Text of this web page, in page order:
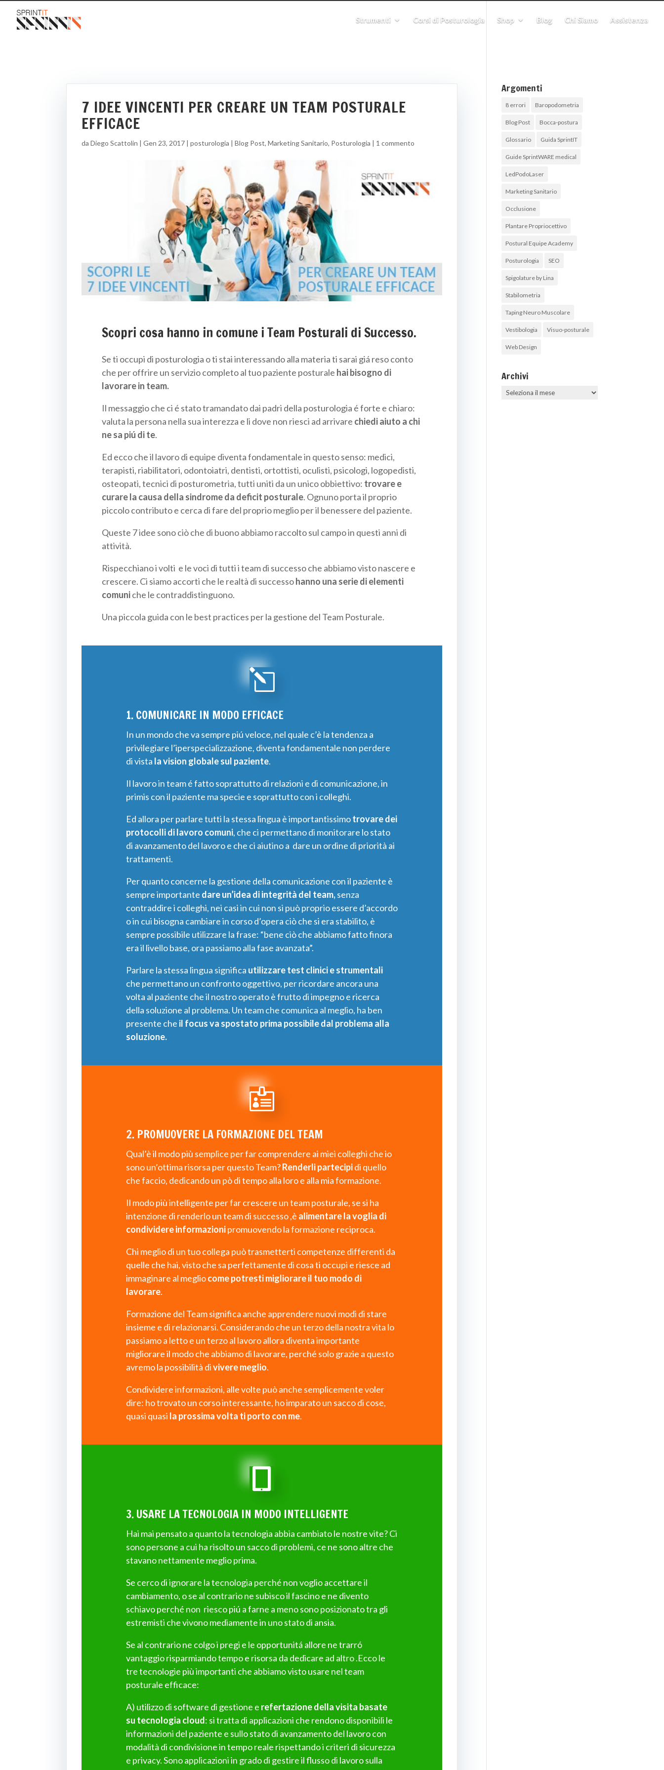
Strumenti Corsi di Posturologia Shop Blog Chi Siamo Assistenza
7 IDEE VINCENTI PER CREARE UN TEAM POSTURALE
EFFICACE
daDiego Scattolin |Gen 23, 2017 |posturologia |Blog Post,Marketing Sanitario, Posturologia | 1 commento
Scopri cosa hanno in comune i Team Posturali di Successo.
Se ti occupi di posturologia o ti stai interessando alla materia ti sarai giá reso conto
che per offrire un servizio completo al tuo paziente posturale hai bisogno di
lavorare in team.
Il messaggio che ci é stato tramandato dai padri della posturologia é forte e chiaro:
valuta la persona nella sua interezza e li dove non riesci ad arrivare chiedi aiuto a chi
ne sa piú di te.
Ed ecco che il lavoro di equipe diventa fondamentale in questo senso: medici,
terapisti, riabilitatori, odontoiatri, dentisti, ortottisti, oculisti, psicologi, logopedisti,
osteopati, tecnici di posturometria, tutti uniti da un unico obbiettivo: trovare e
curare la causa della sindrome da deficit posturale. Ognuno porta il proprio
piccolo contributo e cerca di fare del proprio meglio per il benessere del paziente.
Queste 7 idee sono ciò che di buono abbiamo raccolto sul campo in questi anni di
attività.
Rispecchiano i volti e le voci di tutti i team di successo che abbiamo visto nascere e
crescere. Ci siamo accorti che le realtà di successohanno una serie di elementi
comuniche le contraddistinguono.
Una piccola guida con le best practices per la gestione del Team Posturale.
l
1. COMUNICARE IN MODO EFFICACE
In un mondo che va sempre piú veloce, nel quale c’è la tendenza a
privilegiare l’iperspecializzazione, diventa fondamentale non perdere
di vista la vision globale sul paziente.
Il lavoro in team é fatto soprattutto di relazioni e di comunicazione, in
primis con il paziente ma specie e soprattutto con i colleghi.
Ed allora per parlare tutti la stessa lingua è importantissimotrovare dei
protocolli di lavoro comuni, che ci permettano di monitorare lo stato
di avanzamento del lavoro e che ci aiutino a dare un ordine di priorità ai
trattamenti.
Per quanto concerne la gestione della comunicazione con il paziente è
sempre importante dare un’idea di integrità del team,senza
contraddire i colleghi, nei casi in cui non si può proprio essere d’accordo
o in cui bisogna cambiare in corso d’opera ciò che si era stabilito, è
sempre possibile utilizzare la frase: “bene ciò che abbiamo fatto finora
era il livello base, ora passiamo alla fase avanzata”.
Parlare la stessa lingua significa utilizzare test clinici e strumentali
che permettano un confronto oggettivo, per ricordare ancora una
volta al paziente che il nostro operato è frutto di impegno e ricerca
della soluzione al problema. Un team che comunica al meglio, ha ben
presente che il focus va spostato prima possibile dal problema alla
soluzione.

2. PROMUOVERE LA FORMAZIONE DEL TEAM
Qual’è il modo più semplice per far comprendere ai miei colleghi che io
sono un’ottima risorsa per questo Team?Renderli partecipidi quello
che faccio, dedicando un pò di tempo alla loro e alla mia formazione.
Il modo più intelligente per far crescere un team posturale, se si ha
intenzione di renderlo un team di successo ,è alimentare la voglia di
condividere informazionipromuovendo la formazione reciproca.
Chi meglio di un tuo collega può trasmetterti competenze differenti da
quelle che hai, visto che sa perfettamente di cosa ti occupi e riesce ad
immaginare al megliocome potresti migliorare il tuo modo di
lavorare.
Formazione del Team significa anche apprendere nuovi modi di stare
insieme e di relazionarsi. Considerando che un terzo della nostra vita lo
passiamo a letto e un terzo al lavoro allora diventa importante
migliorare il modo che abbiamo di lavorare, perché solo grazie a questo
avremo la possibilità divivere meglio.
Condividere informazioni, alle volte può anche semplicemente voler
dire: ho trovato un corso interessante, ho imparato un sacco di cose,
quasi quasi la prossima volta ti porto con me.
3. USARE LA TECNOLOGIA IN MODO INTELLIGENTE
Hai mai pensato a quanto la tecnologia abbia cambiato le nostre vite? Ci
sono persone a cui ha risolto un sacco di problemi, ce ne sono altre che
stavano nettamente meglio prima.
Se cerco di ignorare la tecnologia perché non voglio accettare il
cambiamento, o se al contrario ne subisco il fascino e ne divento
schiavo perché non riesco piú a farne a meno sono posizionato tra gli
estremisti che vivono mediamente in uno stato di ansia.
Se al contrario ne colgo i pregi e le opportunitá allore ne trarró
vantaggio risparmiando tempo e risorsa da dedicare ad altro .Ecco le
tre tecnologie più importanti che abbiamo visto usare nel team
posturale efficace:
A) utilizzo di software di gestione e refertazione della visita basate
su tecnologia cloud: si tratta di applicazioni che rendono disponibili le
informazioni del paziente e sullo stato di avanzamento del lavoro con
modalità di condivisione in tempo reale rispettando i criteri di sicurezza
e privacy. Sono applicazioni in grado di gestire il flusso di lavoro sulla
Argomenti
8 errori Baropodometria
Blog Post Bocca-postura
Glossario Guida SprintIT
Guide SprintWARE medical
LedPodoLaser
Marketing Sanitario
Occlusione
Plantare Propriocettivo
Postural Equipe Academy
Posturologia SEO
Spigolature by Lina
Stabilometria
Taping Neuro Muscolare
Vestibologia Visuo-posturale
Web Design
Archivi
Archivi